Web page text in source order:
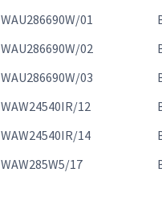
WAU286690W/01
WAU286690W/02
WAU286690W/03
WAW24540IR/12
WAW24540IR/14
WAW285W5/17